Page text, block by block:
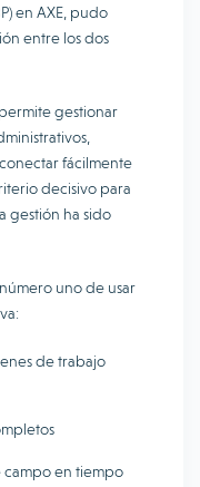
en AXE, pudo
entre los dos
gestionar
fácilmente
decisivo para
gestión ha sido
uno de usar
de trabajo
campo en tiempo